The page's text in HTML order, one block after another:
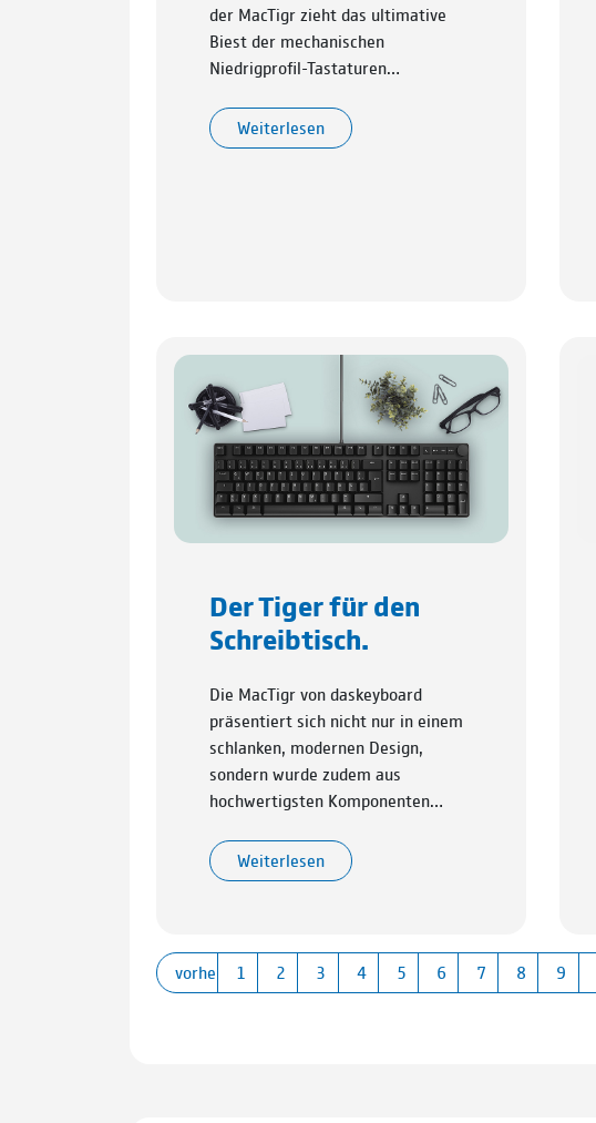
der MacTigr zieht das ultimative
Biest der mechanischen
Niedrigprofil-Tastaturen…
Weiterlesen
Der Tiger für den
Schreibtisch.
Die MacTigr von daskeyboard
präsentiert sich nicht nur in einem
schlanken, modernen Design,
sondern wurde zudem aus
hochwertigsten Komponenten…
Weiterlesen
vorherige
1 2 3 4 5 6 7 8 9